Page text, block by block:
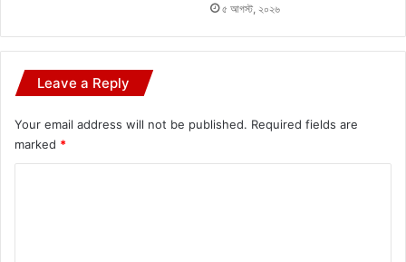
৫ আগস্ট, ২০২৬
Leave a Reply
Your email address will not be published. Required fields are
marked *